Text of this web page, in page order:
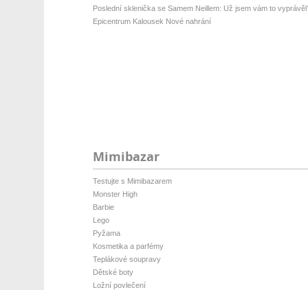
Poslední sklenička se Samem Neillem: Už jsem vám to
Epicentrum Kalousek Nové nahrání
Mimibazar
Testujte s Mimibazarem
Monster High
Barbie
Lego
Pyžama
Kosmetika a parfémy
Teplákové soupravy
Dětské boty
Ložní povlečení